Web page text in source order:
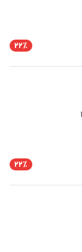
22٪
22٪